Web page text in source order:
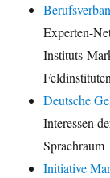
Experten-
Instituts-
Deutsche
Interessen
Sprachraum
Initiative